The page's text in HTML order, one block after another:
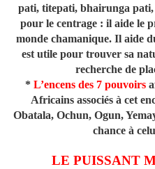
pati, titepati, bhairunga pati,
pour le centrage : il aide le
monde chamanique. Il aide
est utile pour trouver sa
recherche de
* L’encens des 7 pouvoirs
Africains associés à cet
Obatala, Ochun, Ogun,
chance à
LE PUISSANT